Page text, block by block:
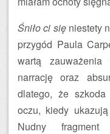
Śniło ci sięniestety
przygód Paula
wartą
narrację oraz
dlatego, że
oczu, kiedy
Nudny